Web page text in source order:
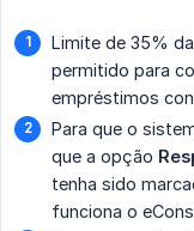
Limite de 35%
permitido para
empréstimos
Para que o
que a opção
tenha sido
funciona o